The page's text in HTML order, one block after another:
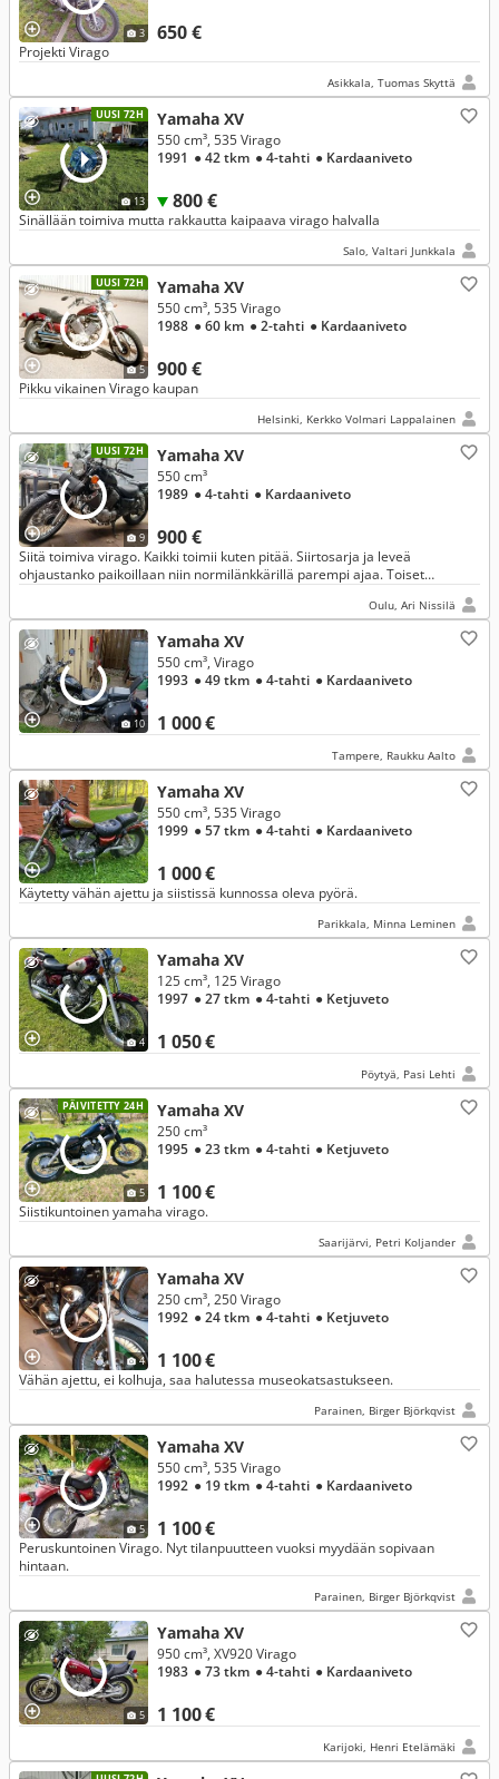
3 650 €
Projekti Virago
Asikkala, Tuomas Skyttä
UUSI 72H
13
Yamaha XV
800 €
550 cm³, 535 Virago
1991 ● 42 tkm ● 4-tahti ● Kardaaniveto
Sinällään toimiva mutta rakkautta kaipaava virago halvalla
Salo, Valtari Junkkala
UUSI 72H
5
Yamaha XV
900 €
550 cm³, 535 Virago
1988 ● 60 km ● 2-tahti ● Kardaaniveto
Pikku vikainen Virago kaupan
Helsinki, Kerkko Volmari Lappalainen
UUSI 72H
9
Yamaha XV
900 €
550 cm³
1989 ● 4-tahti ● Kardaaniveto
Siitä toimiva virago. Kaikki toimii kuten pitää. Siirtosarja ja leveä
ohjaustanko paikoillaan niin normilänkkärillä parempi ajaa. Toiset
Oulu, Ari Nissilä
10
Yamaha XV
1 000 €
550 cm³, Virago
1993 ● 49 tkm ● 4-tahti ● Kardaaniveto
Tampere, Raukku Aalto
Yamaha XV
1 000 €
550 cm³, 535 Virago
1999 ● 57 tkm ● 4-tahti ● Kardaaniveto
Käytetty vähän ajettu ja siistissä kunnossa oleva pyörä.
Parikkala, Minna Leminen
4
Yamaha XV
1 050 €
125 cm³, 125 Virago
1997 ● 27 tkm ● 4-tahti ● Ketjuveto
Pöytyä, Pasi Lehti
PÄIVITETTY 24H
5
Yamaha XV
1 100 €
250 cm³
1995 ● 23 tkm ● 4-tahti ● Ketjuveto
Siistikuntoinen yamaha virago.
Saarijärvi, Petri Koljander
4
Yamaha XV
1 100 €
250 cm³, 250 Virago
1992 ● 24 tkm ● 4-tahti ● Ketjuveto
Vähän ajettu, ei kolhuja, saa halutessa museokatsastukseen.
Parainen, Birger Björkqvist
5
Yamaha XV
1 100 €
550 cm³, 535 Virago
1992 ● 19 tkm ● 4-tahti ● Kardaaniveto
Peruskuntoinen Virago. Nyt tilanpuutteen vuoksi myydään sopivaan
hintaan.
Parainen, Birger Björkqvist
5
Yamaha XV
1 100 €
950 cm³, XV920 Virago
1983 ● 73 tkm ● 4-tahti ● Kardaaniveto
Karijoki, Henri Etelämäki